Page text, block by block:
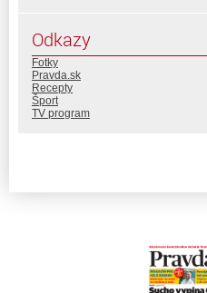
Odkazy
Fotky
Pravda.sk
Recepty
Šport
TV program